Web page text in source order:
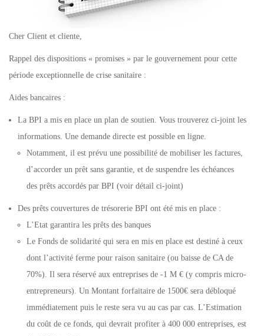
Cher Client et cliente,
Rappel des dispositions « promises » par le gouvernement pour cette
période exceptionnelle de crise sanitaire :
Aides bancaires :
La BPI a mis en place un plan de soutien. Vous trouverez ci-joint les
informations. Une demande directe est possible en ligne.
Notamment, il est prévu une possibilité de mobiliser les factures,
d’accorder un prêt sans garantie, et de suspendre les échéances
des prêts accordés par BPI (voir détail ci-joint)
Des prêts couvertures de trésorerie BPI ont été mis en place :
L’Etat garantira les prêts des banques
Le Fonds de solidarité qui sera en mis en place est destiné à ceux
dont l’activité ferme pour raison sanitaire (ou baisse de CA de
70%). Il sera réservé aux entreprises de -1 M € (y compris micro-
entrepreneurs). Un Montant forfaitaire de 1500€ sera débloqué
immédiatement puis le reste sera vu au cas par cas. L’Estimation
du coût de ce fonds, qui devrait profiter à 400 000 entreprises, est